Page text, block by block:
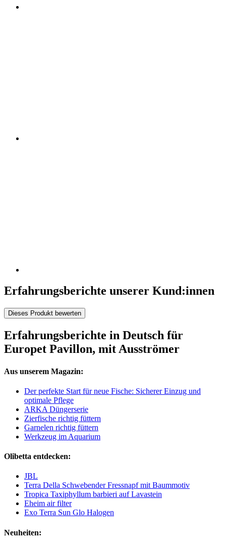
Erfahrungsberichte unserer Kund:innen
Dieses Produkt bewerten
Erfahrungsberichte in Deutsch für
Europet Pavillon, mit Ausströmer
Aus unserem Magazin:
Der perfekte Start für neue Fische: Sicherer Einzug und
optimale Pflege
ARKA Düngerserie
Zierfische richtig füttern
Garnelen richtig füttern
Werkzeug im Aquarium
Olibetta entdecken:
JBL
Terra Della Schwebender Fressnapf mit Baummotiv
Tropica Taxiphyllum barbieri auf Lavastein
Eheim air filter
Exo Terra Sun Glo Halogen
Neuheiten: